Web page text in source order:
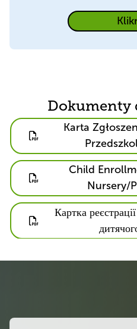
Dokumenty
Dokumenty
pobrania
Karta
Dokumenty
pobrania
Child
Nursery/
Dokumenty
Картка